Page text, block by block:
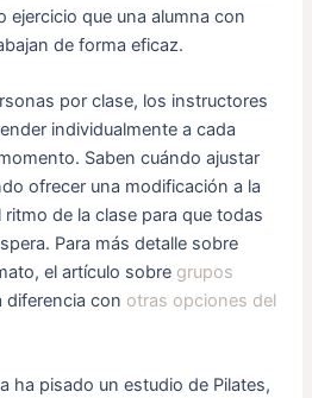
ejercicio que una alumna con
de forma eficaz.
por clase, los instructores
individualmente a cada
Saben cuándo ajustar
ofrecer una modificación a la
de la clase para que todas
Para más detalle sobre
el artículo sobre grupos
diferencia con otras opciones del
ha pisado un estudio de Pilates,